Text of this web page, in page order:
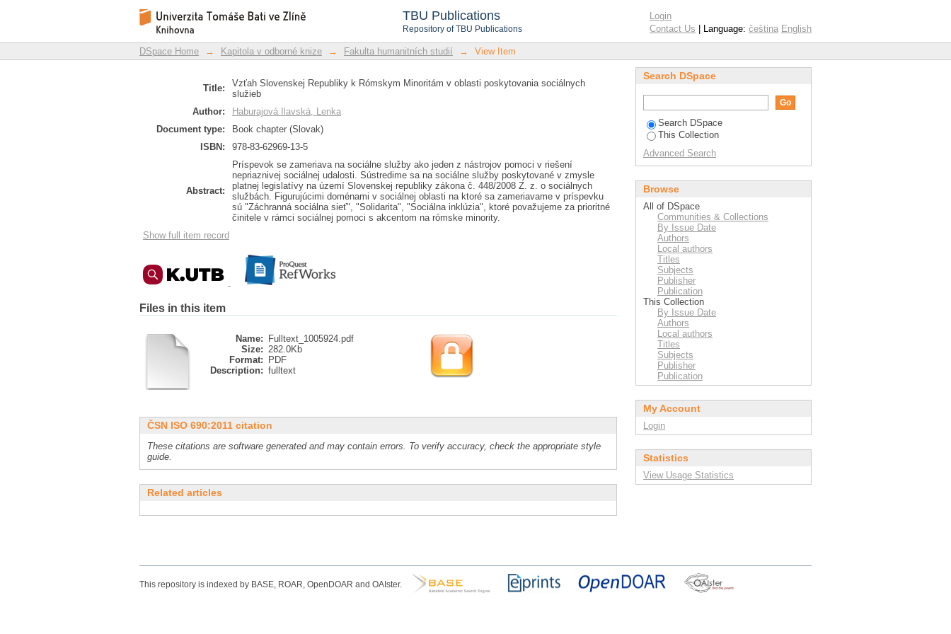
TBU Publications
Repository of TBU Publications
Relationship of the Slovak Republic for the Roma Minority in the Field of Social
Services
DSpace Repository
Login
Contact Us | Language: čeština English
DSpace Home → Kapitola v odborné knize → Fakulta humanitních studií → View Item
Title:
Vzťah Slovenskej Republiky k Rómskym Minoritám v oblasti poskytovania sociálnych
služieb
Author:
Haburajová Ilavská, Lenka
Document type:
Book chapter (Slovak)
ISBN:
978-83-62969-13-5
Abstract:
Príspevok se zameriava na sociálne služby ako jeden z nástrojov pomoci v riešení
nepriaznivej sociálnej udalosti. Sústredime sa na sociálne služby poskytované v zmysle
platnej legislatívy na území Slovenskej republiky zákona č. 448/2008 Z. z. o sociálnych
službách. Figurujúcimi doménami v sociálnej oblasti na ktoré sa zameriavame v príspevku
sú "Záchranná sociálna sieť", "Solidarita", "Sociálna inklúzia", ktoré považujeme za prioritné
činitele v rámci sociálnej pomoci s akcentom na rómske minority.
Show full item record
Files in this item
Name:
Fulltext_1005924.pdf
Size: 282.0Kb
Format:
PDF
Description: fulltext
ČSN ISO 690:2011 citation
These citations are software generated and may contain errors. To verify accuracy, check the appropriate style
guide.
Related articles
Search DSpace
Search DSpace
This Collection
Advanced Search
Browse
All of DSpace
Communities & Collections
By Issue Date
Authors
Local authors
Titles
Subjects
Publisher
Publication
This Collection
By Issue Date
Authors
Local authors
Titles
Subjects
Publisher
Publication
My Account
Login
Statistics
View Usage Statistics
This repository is indexed by BASE, ROAR, OpenDOAR and OAIster.